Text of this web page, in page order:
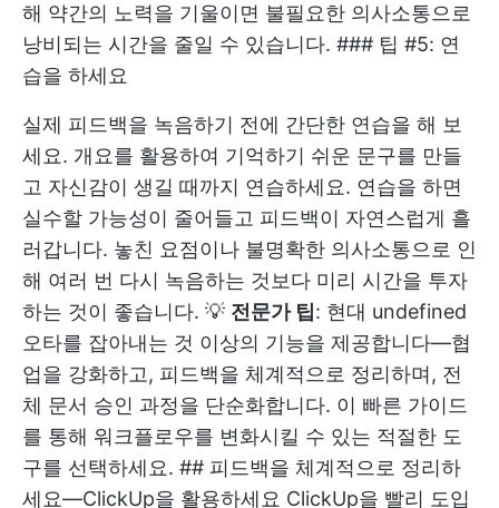
해 약간의 노력을 기울이면 불필요한 의사소통으로
낭비되는 시간을 줄일 수 있습니다. ### 팁 #5: 연
습을 하세요
실제 피드백을 녹음하기 전에 간단한 연습을 해 보
세요. 개요를 활용하여 기억하기 쉬운 문구를 만들
고 자신감이 생길 때까지 연습하세요. 연습을 하면
실수할 가능성이 줄어들고 피드백이 자연스럽게 흘
러갑니다. 놓친 요점이나 불명확한 의사소통으로 인
해 여러 번 다시 녹음하는 것보다 미리 시간을 투자
하는 것이 좋습니다. 💡 전문가 팁: 현대 undefined
오타를 잡아내는 것 이상의 기능을 제공합니다—협
업을 강화하고, 피드백을 체계적으로 정리하며, 전
체 문서 승인 과정을 단순화합니다. 이 빠른 가이드
를 통해 워크플로우를 변화시킬 수 있는 적절한 도
구를 선택하세요. ## 피드백을 체계적으로 정리하
세요—ClickUp을 활용하세요 ClickUp을 빨리 도입